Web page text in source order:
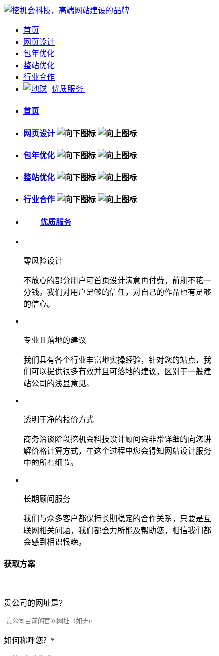
首页
网页设计
包年优化
整站优化
行业合作
优质服务
首页
网页设计
包年优化
整站优化
行业合作
优质服务
零风险设计
不放心的部分用户可首页设计满意再付费，前期不花一
分钱。我们对用户足够的信任，对自己的作品也有足够
的信心。
专业且落地的建议
我们具有各个行业丰富地实操经验，针对您的站点，我
们可以提供很多有效并且可落地的建议，区别于一般建
站公司的浅显意见。
透明干净的报价方式
商务洽谈阶段挖机会科技设计顾问会非常详细的向您讲
解价格计算方式，在这个过程中您会得知网站设计服务
中的所有细节。
长期顾问服务
我们与众多客户都保持长期稳定的合作关系，只要是互
联网相关问题，我们都会力所能及帮助您，相信我们都
会感到相识恨晚。
获取方案
贵公司的网址是？
如何称呼您？ *